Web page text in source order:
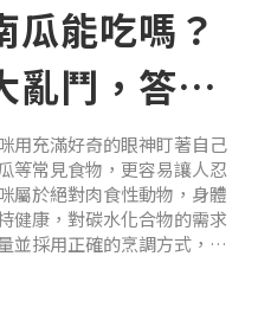
瓜能吃嗎？
亂鬥，答案
一樣
用充滿好奇的眼神盯著自己
等常見食物，更容易讓人忍
屬於絕對肉食性動物，身體
健康，對碳水化合物的需求
並採用正確的烹調方式，白
分析三種常見澱粉的營養
貓咪真的需要吃澱粉嗎？